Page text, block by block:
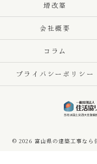
増改築
会社概要
コラム
プライバシーポリシー
© 2026 富山県の建築工事な